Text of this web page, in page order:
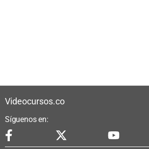
Videocursos.co
Síguenos en: